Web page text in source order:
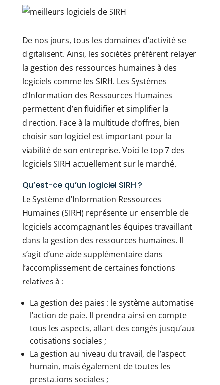
De nos jours, tous les domaines d’activité se
digitalisent. Ainsi, les sociétés préfèrent relayer
la gestion des ressources humaines à des
logiciels comme les SIRH. Les Systèmes
d’Information des Ressources Humaines
permettent d’en fluidifier et simplifier la
direction. Face à la multitude d’offres, bien
choisir son logiciel est important pour la
viabilité de son entreprise. Voici le top 7 des
logiciels SIRH actuellement sur le marché.
Qu’est-ce qu’un logiciel SIRH ?
Le Système d’Information Ressources
Humaines (SIRH) représente un ensemble de
logiciels accompagnant les équipes travaillant
dans la gestion des ressources humaines. Il
s’agit d’une aide supplémentaire dans
l’accomplissement de certaines fonctions
relatives à :
La gestion des paies : le système automatise
l’action de paie. Il prendra ainsi en compte
tous les aspects, allant des congés jusqu’aux
cotisations sociales ;
La gestion au niveau du travail, de l’aspect
humain, mais également de toutes les
prestations sociales ;